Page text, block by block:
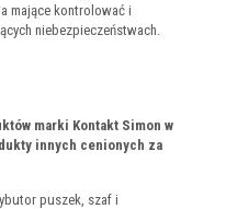
mające kontrolować i
niebezpieczeństwach.
marki Kontakt Simon w
innych cenionych za
puszek, szaf i